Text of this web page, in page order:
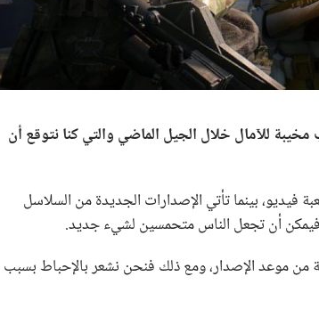
للآمال خلال الجيل الماضي والتي كنا نتوقع أن
بينما تأتي الإصدارات الجديدة من السلاسل
فيمكن أن تجعل الناس متحمسين لشيء جديد.
من موعد الإصدار، ومع ذلك فنحن نشعر بالإحباط بسبب